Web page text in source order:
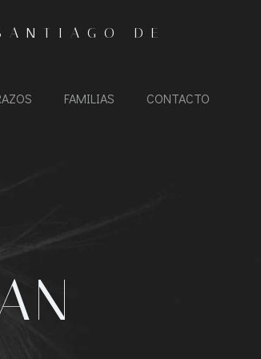
DE
FAMILIAS CONTACTO